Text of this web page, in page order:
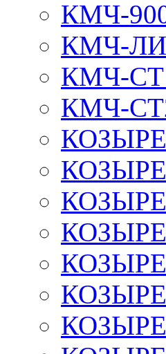
КМЧ-
КМЧ-
КМЧ-
КМЧ-